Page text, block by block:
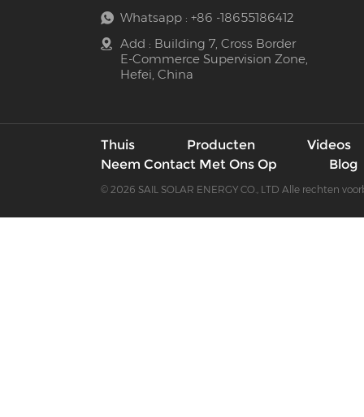
Whatsapp : +86 -18655186412
Add : Building 7, Cross Border
E-Commerce Supervision Zone,
Hefei, China
Thuis Producten Videos
Neem Contact Met Ons Op
Blog
© 2026 SAIL SOLAR ENERGY CO., LTD Alle rechten